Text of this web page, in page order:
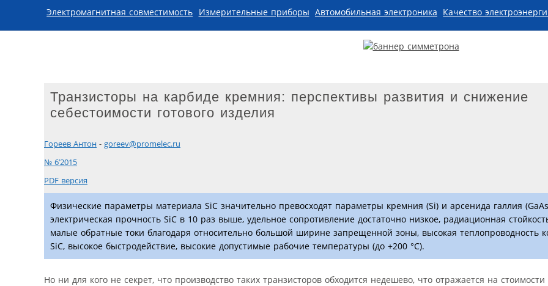
Электромагнитная совместимость Измерительные приборы Автомобильная электроника Качество
Транзисторы на карбиде кремния: перспективы развития и снижение
себестоимости готового изделия
Гореев Антон - goreev@promelec.ru
№ 6’2015
PDF версия
Физические параметры материала SiC значительно превосходят параметры кремния (Si) и арсенида галлия
электрическая прочность SiC в 10 раз выше, удельное сопротивление достаточно низкое, радиационная
малые обратные токи благодаря относительно большой ширине запрещенной зоны, высокая теплопроводность
SiC, высокое быстродействие, высокие допустимые рабочие температуры (до +200 °С).
Но ни для кого не секрет, что производство таких транзисторов обходится недешево, что отражается на стоимости